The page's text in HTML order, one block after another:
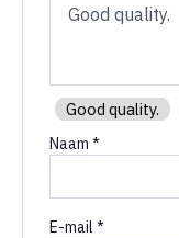
Good quality.
Naam*
E-mail*